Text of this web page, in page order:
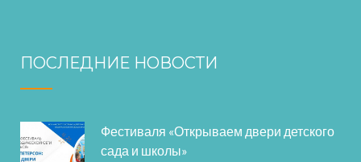
ПОСЛЕДНИЕ НОВОСТИ
Фестиваля «Открываем двери детского
сада и школы»